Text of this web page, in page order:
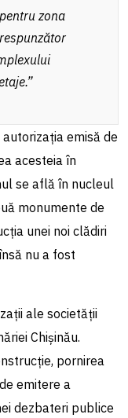
zona
emisă de
acesteia în
se află în nucleul
monumente de
unei noi clădiri
nu a fost
ale societății
Chișinău.
pornirea
emitere a
dezbateri publice